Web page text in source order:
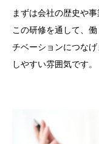
まずは会社の歴史や
この研修を通して、
チベーションにつな
しやすい雰囲気です。